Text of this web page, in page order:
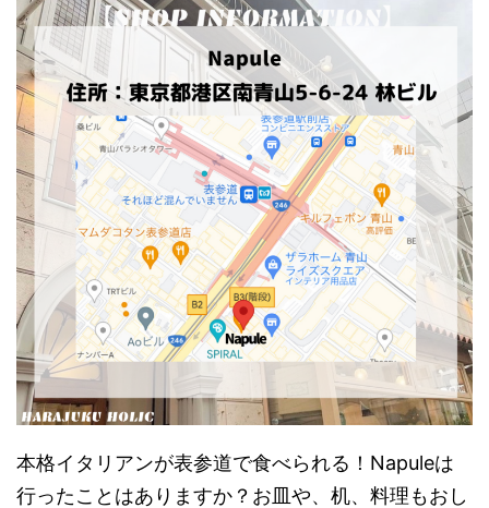
本格イタリアンが表参道で食べられる！Napuleは
行ったことはありますか？お皿や、机、料理もおし